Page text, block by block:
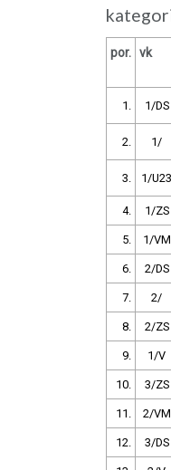
por. vk
1. 1/DS
2. 1/
3. 1/U23
4. 1/ZS
5. 1/VM
6. 2/DS
7. 2/
8. 2/ZS
9. 1/V
10. 3/ZS
11. 2/VM
12. 3/DS